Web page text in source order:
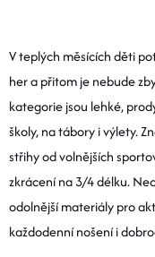
V
L
Á
D
A
C
V teplých měsících děti
her a přitom je nebude
kategorie jsou lehké,
školy, na tábory i výlety.
střihy od volnějších
zkrácení na 3/4 délku.
odolnější materiály pro
každodenní nošení i